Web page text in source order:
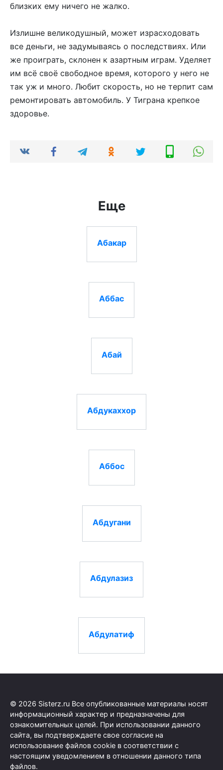
близких ему ничего не жалко.
Излишне великодушный, может израсходовать
все деньги, не задумываясь о последствиях. Или
же проиграть, склонен к азартным играм. Уделяет
им всё своё свободное время, которого у него не
так уж и много. Любит скорость, но не терпит сам
ремонтировать автомобиль. У Тиграна крепкое
здоровье.
Еще
Абакар
Аббас
Абай
Абдукаххор
Аббос
Абдугани
Абдулазиз
Абдулатиф
© 2026 Sisterz.ru Все опубликованные материалы носят
информационный характер и предназначены для
ознакомительных целей. При использовании данного
сайта, вы подтверждаете свое согласие на
использование файлов cookie в соответствии с
настоящим уведомлением в отношении данного типа
файлов.